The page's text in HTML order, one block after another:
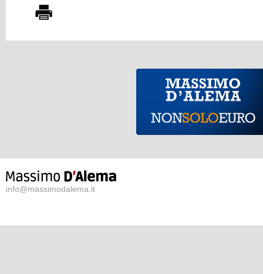
info@massimodalema.it